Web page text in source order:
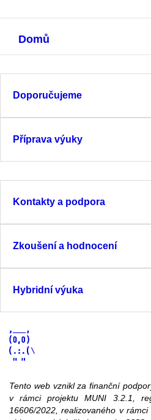
Domů
Doporučujeme
Příprava výuky
Kontakty a podpora
Zkoušení a hodnocení
Hybridní výuka
Tento web vznikl za finanční
v rámci projektu MUNI 3.2.1,
16606/2022, realizovaného v